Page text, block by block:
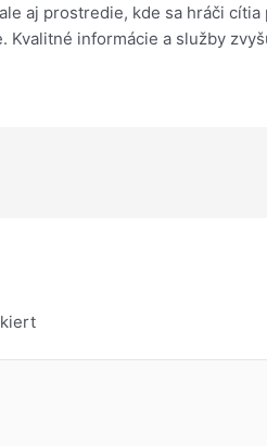
aj prostredie, kde sa hráči
informácie a služby